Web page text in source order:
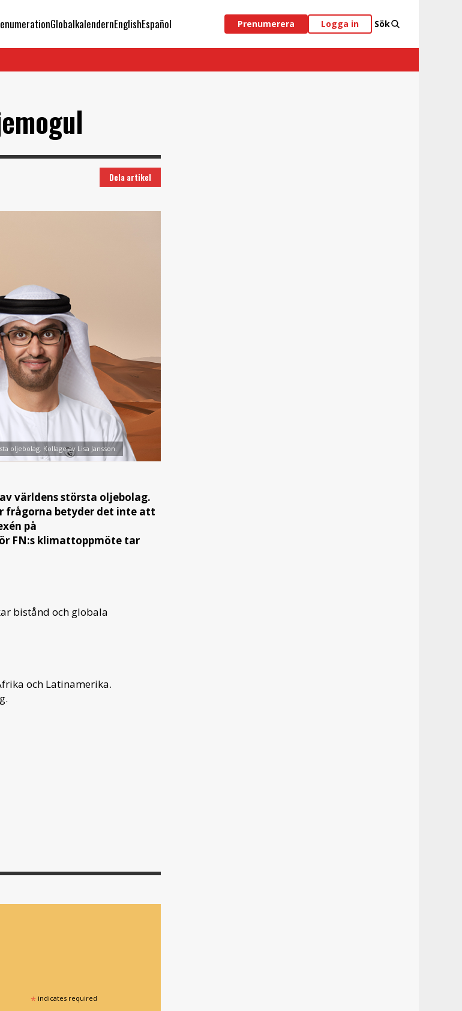
GlobalkalendernEnglishEspañol Prenumerera Logga in Sök
Dela artikel
oljebolag. Kollage av Lisa Jansson.
världens största oljebolag.
frågorna betyder det inte att
på
FN:s klimattoppmöte tar
bistånd och globala
och Latinamerika.
* indicates required